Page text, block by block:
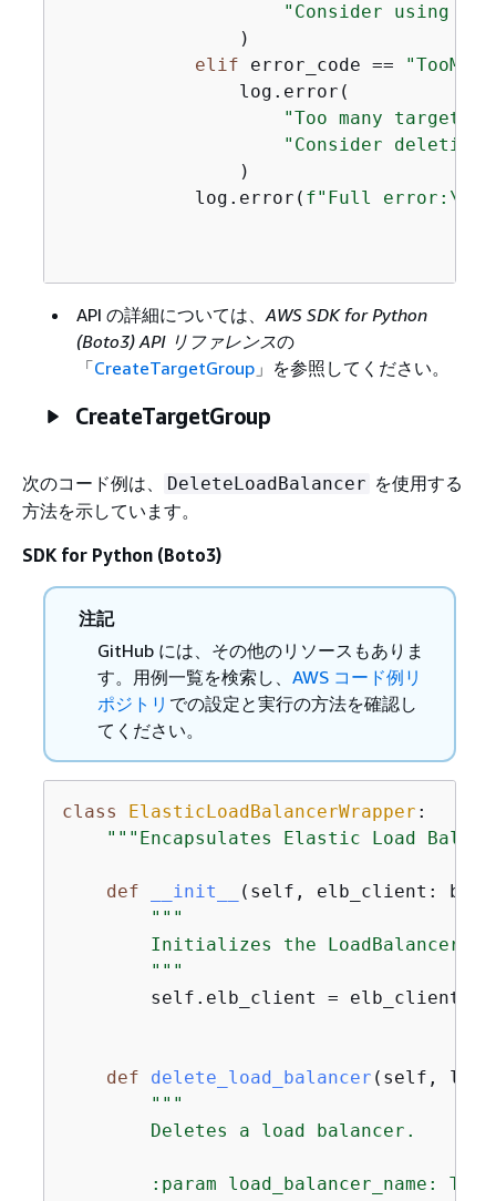
"Consider using
                )
elif error_code ==
                log.error(
"Too many target
"Consider deleting
                )
            log.error(
f"Full error:\n\t
API の詳細については、AWS SDK for Python
(Boto3) API リファレンスの
「CreateTargetGroup」を参照してください。
CreateTargetGroup
次のコード例は、 DeleteLoadBalancer を使用する
方法を示しています。
SDK for Python (Boto3)
注記
GitHub には、その他のリソースもありま
す。用例一覧を検索し、 AWS コード例リ
ポジトリ での設定と実行の方法を確認し
てください。
class ElasticLoadBalancerWrapper :
"""Encapsulates Elastic Load
def __init__ ( self, elb_client:
"""
Initializes the LoadBalancer
        """
        self.elb_client = elb_client
def delete_load_balancer ( self,
"""
        Deletes a load balancer.
:param load_balancer_name: The